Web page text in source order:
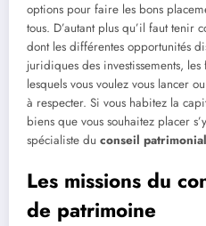
options pour faire les bons
tous. D’autant plus qu’il faut tenir
dont les différentes opportunités
juridiques des investissements,
lesquels vous voulez vous lancer
à respecter. Si vous habitez la
biens que vous souhaitez placer
spécialiste du conseil patrimonial
Les missions du
de patrimoine